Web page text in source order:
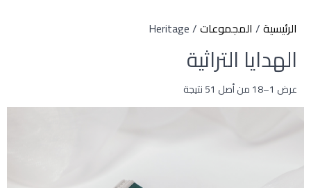
المجموعات
كافة المجموعات
الفئات
أحدث المجموعات
الهدايا التراثية
الرئيسية/ المجموعات/ Heritage
الهدايا التراثية
عرض 1–18 من أصل 51 نتيجة